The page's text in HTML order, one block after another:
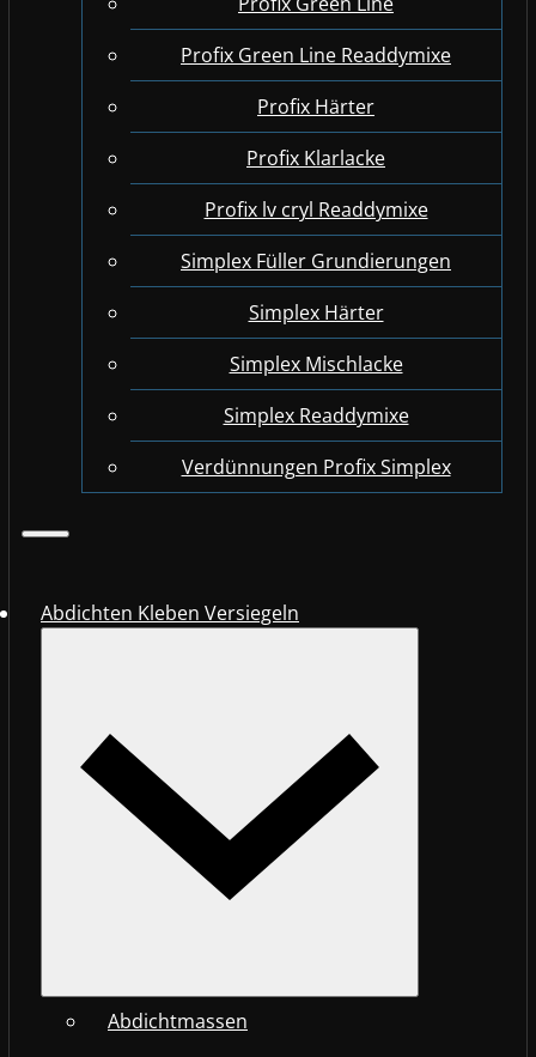
Profix Green Line Readdymixe
Profix Härter
Profix Klarlacke
Profix lv cryl Readdymixe
Simplex Füller Grundierungen
Simplex Härter
Simplex Mischlacke
Simplex Readdymixe
Verdünnungen Profix Simplex
Abdichten Kleben Versiegeln
Abdichtmassen